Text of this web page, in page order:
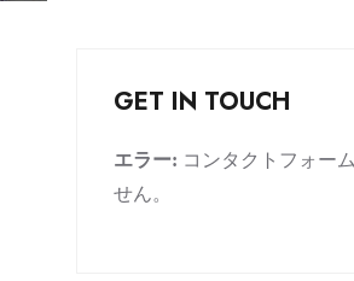
GET IN TOUCH
エラー: コンタクトフォー
せん。